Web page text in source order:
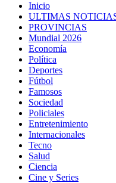
Inicio
ULTIMAS
PROVINCIAS
Mundial 2026
Economía
Política
Deportes
Fútbol
Famosos
Sociedad
Policiales
Entretenimiento
Internacionales
Tecno
Salud
Ciencia
Cine y Series